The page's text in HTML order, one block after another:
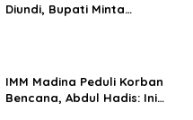
Diundi, Bupati Minta
IMM Madina Peduli Korban
Bencana, Abdul Hadis: Ini